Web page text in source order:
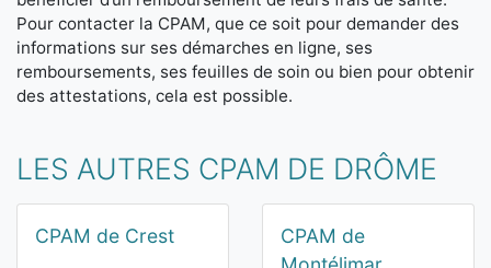
Pour contacter la CPAM, que ce soit pour demander des
informations sur ses démarches en ligne, ses
remboursements, ses feuilles de soin ou bien pour obtenir
des attestations, cela est possible.
LES AUTRES CPAM DE DRÔME
CPAM de Crest
CPAM de